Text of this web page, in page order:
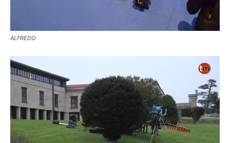
ALFREDO